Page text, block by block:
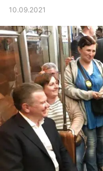
10.09.2021